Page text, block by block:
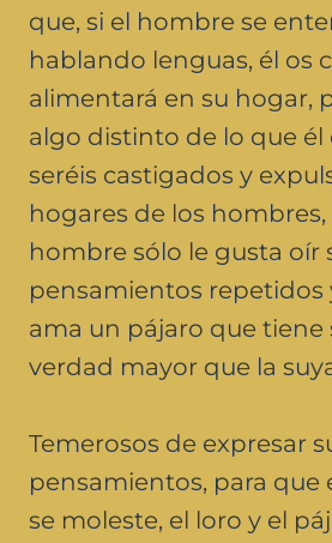
que, si el hombre se
hablando lenguas, él os
alimentará en su hogar,
algo distinto de lo que él
seréis castigados y
hogares de los
hombre sólo le gusta oír
pensamientos repetidos
ama un pájaro que tiene
verdad mayor que la
Temerosos de expresar
pensamientos, para que
se moleste, el loro y el